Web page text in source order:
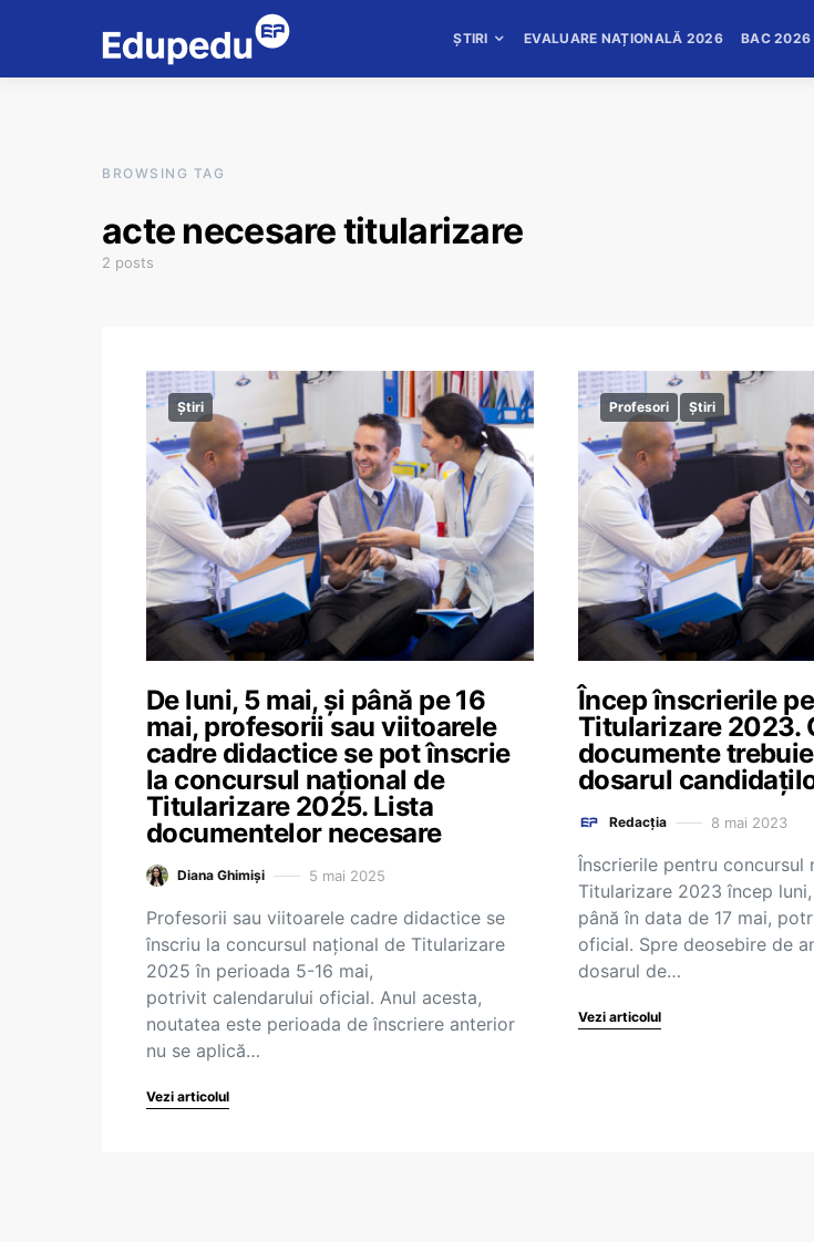
ȘTIRI EVALUARE NAȚIONALĂ 2026 BAC 2026
BROWSING TAG
acte necesare titularizare
2 posts
Știri
De luni, 5 mai, și până pe 16
mai, profesorii sau viitoarele
cadre didactice se pot înscrie
la concursul național de
Titularizare 2025. Lista
documentelor necesare
Diana Ghimiși 5 mai 2025
Profesorii sau viitoarele cadre didactice se
înscriu la concursul național de Titularizare
2025 în perioada 5-16 mai,
potrivit calendarului oficial. Anul acesta,
noutatea este perioada de înscriere anterior
nu se aplică…
Vezi articolul
Profesori Știri
Încep înscrierile
Titularizare 2023.
documente
dosarul
Redacția 8 mai 2023
Înscrierile pentru concursul
Titularizare 2023 încep
până în data de 17 mai,
oficial. Spre deosebire de
dosarul de…
Vezi articolul